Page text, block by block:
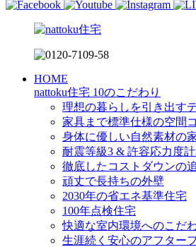
HOME
nattoku住宅 10のこだわり
理想の暮らしを引き出す
家具まで標準仕様の空間
身体に優しい自然素材の
耐震等級3 & 許容応力度
徹底したコストダウンの
頑丈で長持ちの外壁
2030年の省エネ基準住宅
100年点検住宅
快適な室内環境へのこだ
生涯続く安心のアフター